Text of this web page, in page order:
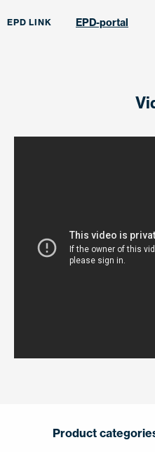
EPD LINK EPD-portal
Product